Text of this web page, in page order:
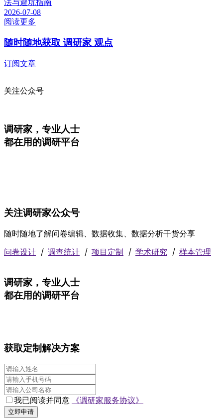
2026-07-08
阅读更多
随时随地获取 调研家 观点
订阅文章
关注公众号
调研家，专业人士
都在用的调研平台
关注调研家公众号
随时随地了解问卷编辑、数据收集、数据分析干货分享
问卷设计 丨 调查统计 丨 项目定制 丨 学术研究 丨 样本管理
调研家，专业人士
都在用的调研平台
获取定制解决方案
我已阅读并同意 《调研家服务协议》
立即申请